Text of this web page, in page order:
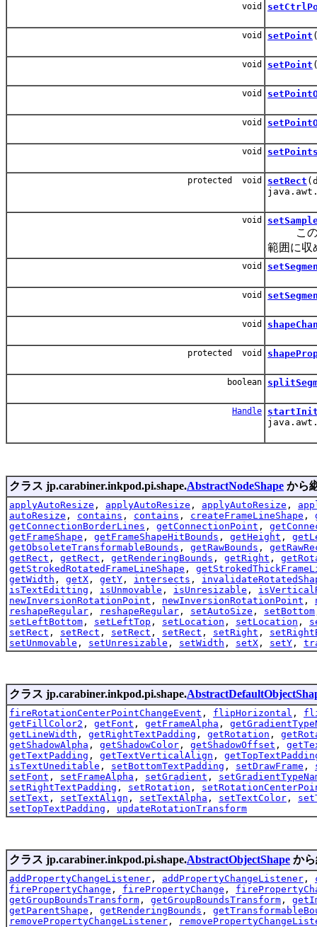
void
void setPoint
void setPoint
void
void
void
protected void setRect
void
このシ
範囲に収
void
void
void
protected void
boolean
Handle
クラス jp.carabiner.inkpod.pi.shape.AbstractNodeShape から
applyAutoResize , applyAutoResize , applyAutoResize ,
autoResize , contains , contains , createFrameLineShape ,
getConnectionBorderLines , getConnectionPoint ,
getFrameShape , getFrameShapeHitBounds , getHeight ,
getObsoleteTransformableBounds , getRawBounds ,
getRect , getRect , getRenderingBounds , getRight ,
getStrokedRotatedFrameLineShape ,
getWidth , getX , getY , intersects ,
isTextEditting , isUnmovable , isUnresizable ,
newInversionRotationPoint , newInversionRotationPoint ,
reshapeRegular , reshapeRegular , setAutoSize , setBottom
setLeftBottom , setLeftTop , setLocation , setLocation ,
setRect , setRect , setRect , setRect , setRight ,
setUnmovable , setUnresizable , setWidth , setX , setY ,
クラス jp.carabiner.inkpod.pi.shape.
fireRotationCenterPointChangeEvent , flipHorizontal ,
getFillColor2 , getFont , getFrameAlpha ,
getLineWidth , getRightTextPadding , getRotation ,
getShadowAlpha , getShadowColor , getShadowOffset ,
getTextPadding , getTextVerticalAlign ,
isTextUneditable , setBottomTextPadding , setDrawFrame ,
setFont , setFrameAlpha , setGradient ,
setRightTextPadding , setRotation ,
setText , setTextAlign , setTextAlpha , setTextColor ,
setTopTextPadding , updateRotationTransform
クラス jp.carabiner.inkpod.pi.shape.AbstractObjectShape か
addPropertyChangeListener , addPropertyChangeListener ,
firePropertyChange , firePropertyChange ,
getGroupBoundsTransform , getGroupBoundsTransform ,
getParentShape , getRenderingBounds ,
removePropertyChangeListener ,